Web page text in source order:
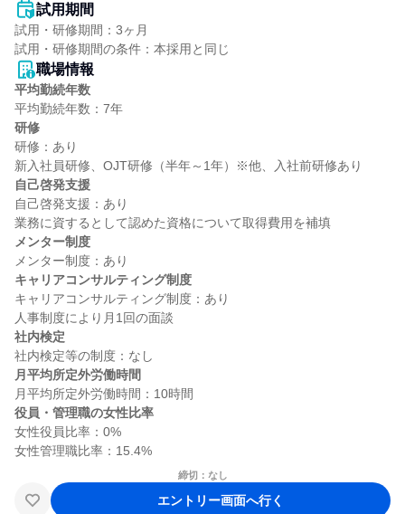
試用期間
試用・研修期間：3ヶ月
職場情報
平均勤続年数
研修
研修：あり
自己啓発支援
自己啓発支援：あり
メンター制度
キャリアコンサルティング制度
キャリアコンサルティング制度：あり
社内検定
月平均所定外労働時間
役員・管理職の女性比率
女性役員比率：0%
締切：なし
エントリー画面へ行く